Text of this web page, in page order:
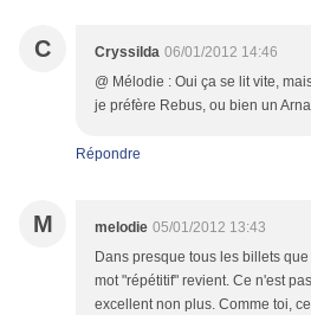
C Cryssilda 06/01/2012 14:46
@ Mélodie : Oui ça se lit vite,
je préfère Rebus, ou bien un
Répondre
M melodie 05/01/2012 13:43
Dans presque tous les billets
mot "répétitif" revient. Ce n'est
excellent non plus. Comme toi,